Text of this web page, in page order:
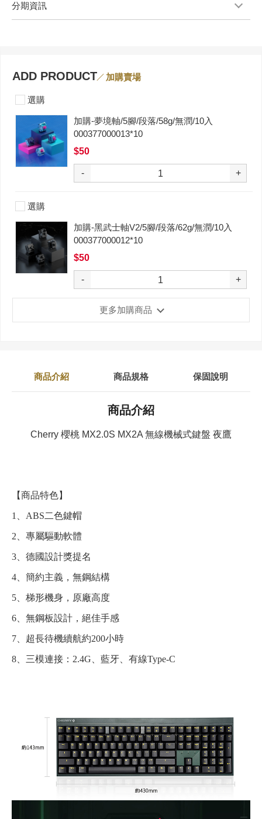
分期資訊
ADD PRODUCT 加購賣場
選購
加購-夢境軸/5腳/段落/58g/無潤/10入
000377000013*10
$50
- +
選購
加購-黑武士軸V2/5腳/段落/62g/無潤/10入
000377000012*10
$50
- +
更多加購商品
商品介紹 商品規格 保固說明
商品介紹
Cherry 櫻桃 MX2.0S MX2A 無線機械式鍵盤 夜鷹
【商品特色】
1、ABS二色鍵帽
2、專屬驅動軟體
3、德國設計獎提名
4、簡約主義，無鋼結構
5、梯形機身，原廠高度
6、無鋼板設計，絕佳手感
7、超長待機續航約200小時
8、三模連接：2.4G、藍牙、有線Type-C